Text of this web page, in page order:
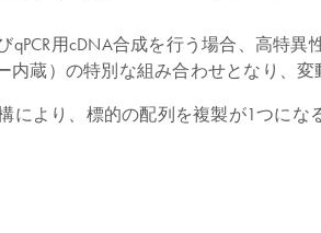
qPCR用cDNA合成を行う場合、高特
内蔵）の特別な組み合わせとなり、
により、標的の配列を複製が1つにな